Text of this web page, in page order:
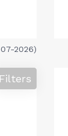
2026)
Filters